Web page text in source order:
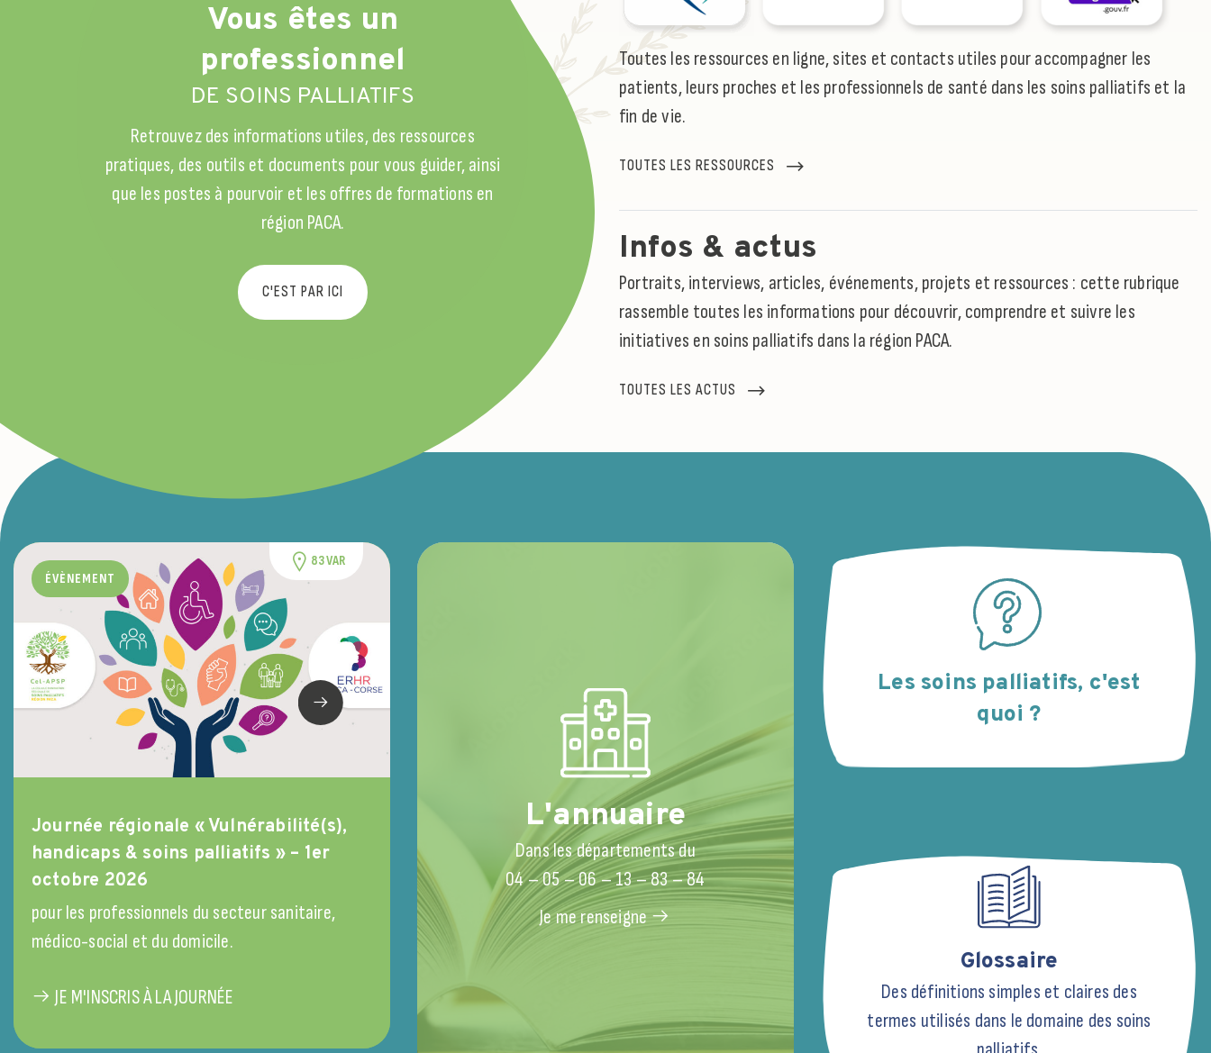
Vous êtes un
professionnel
DE SOINS PALLIATIFS
Retrouvez des informations utiles, des ressources
pratiques, des outils et documents pour vous guider, ainsi
que les postes à pourvoir et les offres de formations en
région PACA.
C'EST PAR ICI
Toutes les ressources en ligne, sites et contacts utiles pour accompagner les
patients, leurs proches et les professionnels de santé dans les soins palliatifs et la
fin de vie.
TOUTES LES RESSOURCES
Infos & actus
Portraits, interviews, articles, événements, projets et ressources : cette rubrique
rassemble toutes les informations pour découvrir, comprendre et suivre les
initiatives en soins palliatifs dans la région PACA.
TOUTES LES ACTUS
ÉVÈNEMENT
83 VAR
Journée régionale « Vulnérabilité(s),
handicaps & soins palliatifs » – 1er
octobre 2026
pour les professionnels du secteur sanitaire,
médico-social et du domicile.
JE M'INSCRIS À LA JOURNÉE
Les acteurs des soins palliatifs de la
région PACA au rendez-vous du
Congrès de la SFAP 2026 à Lyon
du 17 au 19 juin 2026
ACTUALITÉ
Retour sur la soirée SFAP à Marseille
consacrée aux évolutions législatives
sur la fin de vie
Le 1er juillet 2026, près de 80 professionnels de
santé se sont réunis au Centre Gérontologique
Départemental à l'initiative de la SFAP
LIRE L'ARTICLE
L'annuaire
Dans les départements du
04 – 05 – 06 – 13 – 83 – 84
Je me renseigne
Les soins palliatifs, c'est
quoi ?
Glossaire
Des définitions simples et claires des
termes utilisés dans le domaine des soins